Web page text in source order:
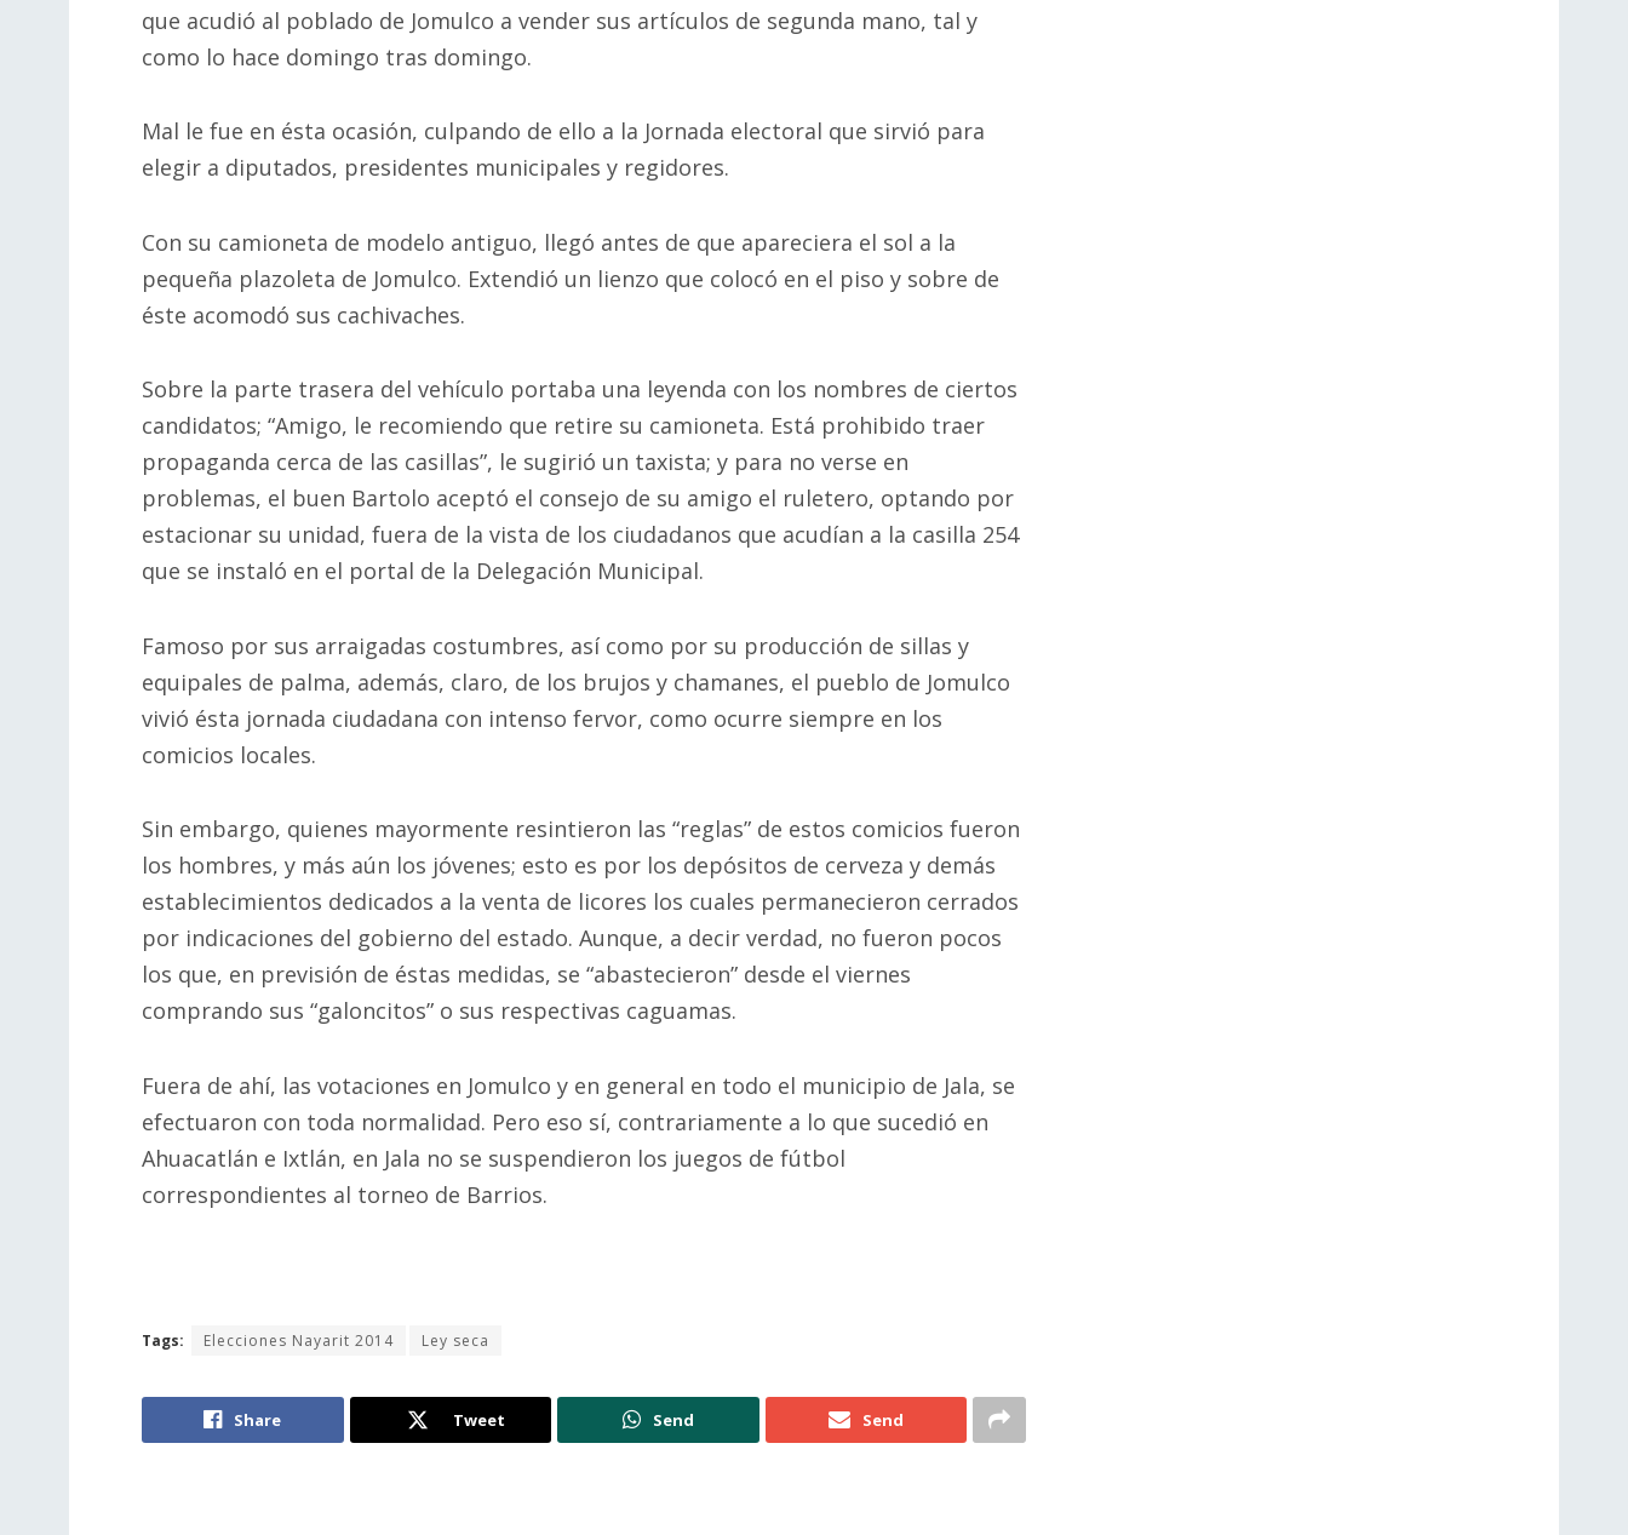
que acudió al poblado de Jomulco a vender sus artículos de segunda mano, tal y
como lo hace domingo tras domingo.
Mal le fue en ésta ocasión, culpando de ello a la Jornada electoral que sirvió para
elegir a diputados, presidentes municipales y regidores.
Con su camioneta de modelo antiguo, llegó antes de que apareciera el sol a la
pequeña plazoleta de Jomulco. Extendió un lienzo que colocó en el piso y sobre de
éste acomodó sus cachivaches.
Sobre la parte trasera del vehículo portaba una leyenda con los nombres de ciertos
candidatos; “Amigo, le recomiendo que retire su camioneta. Está prohibido traer
propaganda cerca de las casillas”, le sugirió un taxista; y para no verse en
problemas, el buen Bartolo aceptó el consejo de su amigo el ruletero, optando por
estacionar su unidad, fuera de la vista de los ciudadanos que acudían a la casilla 254
que se instaló en el portal de la Delegación Municipal.
Famoso por sus arraigadas costumbres, así como por su producción de sillas y
equipales de palma, además, claro, de los brujos y chamanes, el pueblo de Jomulco
vivió ésta jornada ciudadana con intenso fervor, como ocurre siempre en los
comicios locales.
Sin embargo, quienes mayormente resintieron las “reglas” de estos comicios fueron
los hombres, y más aún los jóvenes; esto es por los depósitos de cerveza y demás
establecimientos dedicados a la venta de licores los cuales permanecieron cerrados
por indicaciones del gobierno del estado. Aunque, a decir verdad, no fueron pocos
los que, en previsión de éstas medidas, se “abastecieron” desde el viernes
comprando sus “galoncitos” o sus respectivas caguamas.
Fuera de ahí, las votaciones en Jomulco y en general en todo el municipio de Jala, se
efectuaron con toda normalidad. Pero eso sí, contrariamente a lo que sucedió en
Ahuacatlán e Ixtlán, en Jala no se suspendieron los juegos de fútbol
correspondientes al torneo de Barrios.
Tags: Elecciones Nayarit 2014 Ley seca
Share Tweet Send Send